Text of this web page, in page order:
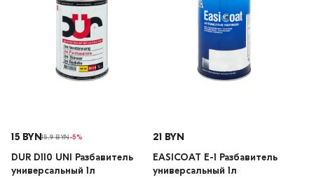
15 BYN15.9 BYN-5%
DUR D110 UNI Разбавитель
универсальный 1л
21 BYN
EASICOAT E-1 Разбавитель
универсальный 1л